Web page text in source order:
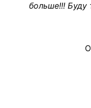
больше!!! Буду